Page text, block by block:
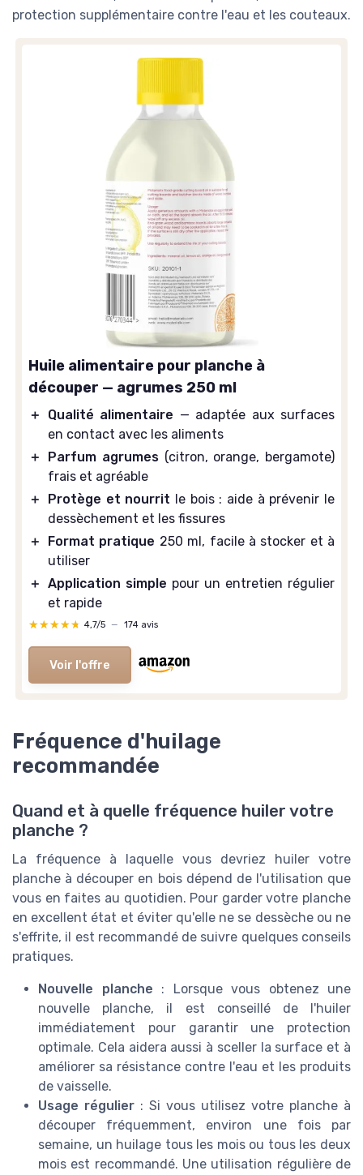
protection supplémentaire contre l'eau et les couteaux.
Huile alimentaire pour planche à
découper — agrumes 250 ml
＋ Qualité alimentaire — adaptée aux surfaces
en contact avec les aliments
＋
Parfum agrumes(citron, orange, bergamote)
frais et agréable
＋
Protège et nourrit le bois : aide à prévenir le
dessèchement et les fissures
＋
Format pratique 250 ml, facile à stocker et à
utiliser
＋ Application simple pour un entretien régulier
et rapide
★★★★★
★★★★★ 4,7/5 — 174 avis
Voir l'offre
Fréquence d'huilage
recommandée
Quand et à quelle fréquence huiler votre
planche ?
La fréquence à laquelle vous devriez huiler votre
planche à découper en bois dépend de l'utilisation que
vous en faites au quotidien. Pour garder votre planche
en excellent état et éviter qu'elle ne se dessèche ou ne
s'effrite, il est recommandé de suivre quelques conseils
pratiques.
Nouvelle planche : Lorsque vous obtenez une
nouvelle planche, il est conseillé de l'huiler
immédiatement pour garantir une protection
optimale. Cela aidera aussi à sceller la surface et à
améliorer sa résistance contre l'eau et les produits
de vaisselle.
Usage régulier : Si vous utilisez votre planche à
découper fréquemment, environ une fois par
semaine, un huilage tous les mois ou tous les deux
mois est recommandé. Une utilisation régulière de